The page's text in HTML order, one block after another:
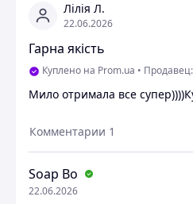
Лілія Л.
22.06.2026
Гарна якість
Куплено на Prom.ua •
Мило отримала все
Комментарии 1
Soap Bo
22.06.2026